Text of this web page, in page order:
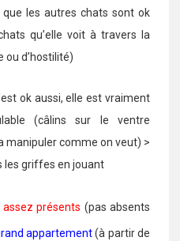
les autres chats sont ok
qu’elle voit à travers la
ou d’hostilité)
ok aussi, elle est vraiment
(câlins sur le ventre
manipuler comme on veut) >
les griffes en jouant
assez présents (pas absents
appartement (à partir de